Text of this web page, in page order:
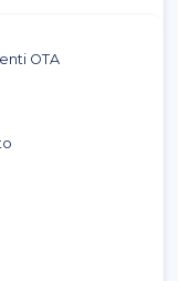
OTA